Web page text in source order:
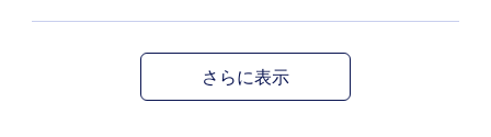
さらに表示